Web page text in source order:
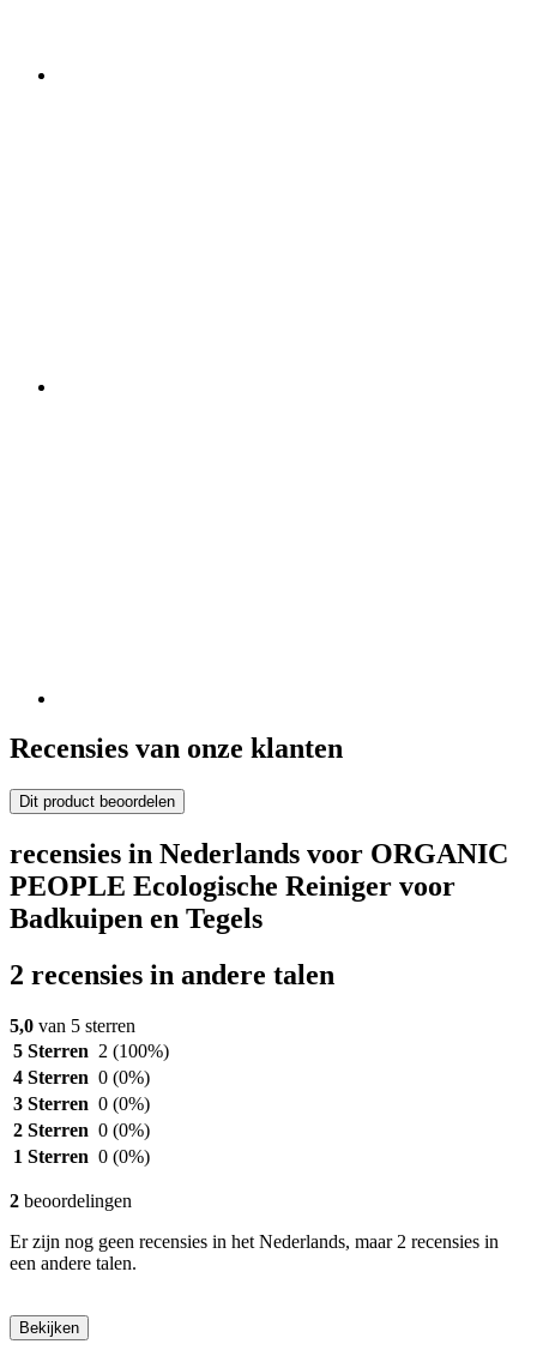
Recensies van onze klanten
Dit product beoordelen
recensies in Nederlands voor ORGANIC
PEOPLE Ecologische Reiniger voor
Badkuipen en Tegels
2 recensies in andere talen
5,0 van 5 sterren
5 Sterren 2 (100%)
4 Sterren 0 (0%)
3 Sterren 0 (0%)
2 Sterren 0 (0%)
1 Sterren 0 (0%)
2 beoordelingen
Er zijn nog geen recensies in het Nederlands, maar 2 recensies in
een andere talen.
Bekijken